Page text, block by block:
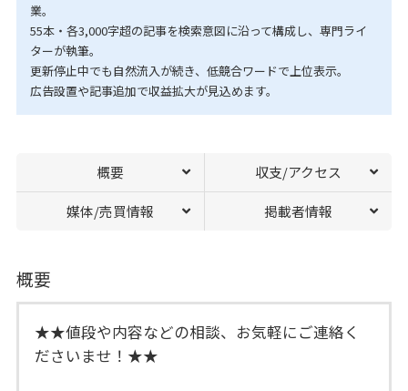
業。
55本・各3,000字超の記事を検索意図に沿って構成し、専門ライ
ターが執筆。
更新停止中でも自然流入が続き、低競合ワードで上位表示。
広告設置や記事追加で収益拡大が見込めます。
概要 収支/アクセス
媒体/売買情報 掲載者情報
概要
★★値段や内容などの相談、お気軽にご連絡く
ださいませ！★★